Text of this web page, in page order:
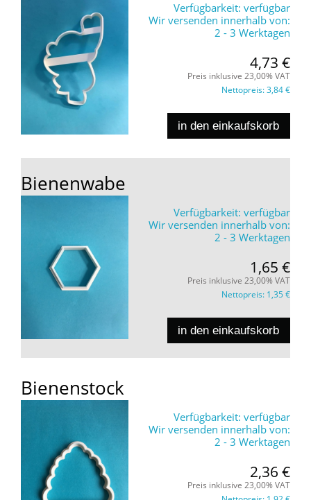
Verfügbarkeit: verfügbar
Wir versenden innerhalb von:
2 - 3 Werktagen
4,73 €
Preis inklusive 23,00% VAT
Nettopreis:3,84 €
in den einkaufskorb
Bienenwabe
Verfügbarkeit: verfügbar
Wir versenden innerhalb von:
2 - 3 Werktagen
1,65 €
Preis inklusive 23,00% VAT
Nettopreis: 1,35 €
in den einkaufskorb
Bienenstock
Verfügbarkeit: verfügbar
Wir versenden innerhalb von:
2 - 3 Werktagen
2,36 €
Preis inklusive 23,00% VAT